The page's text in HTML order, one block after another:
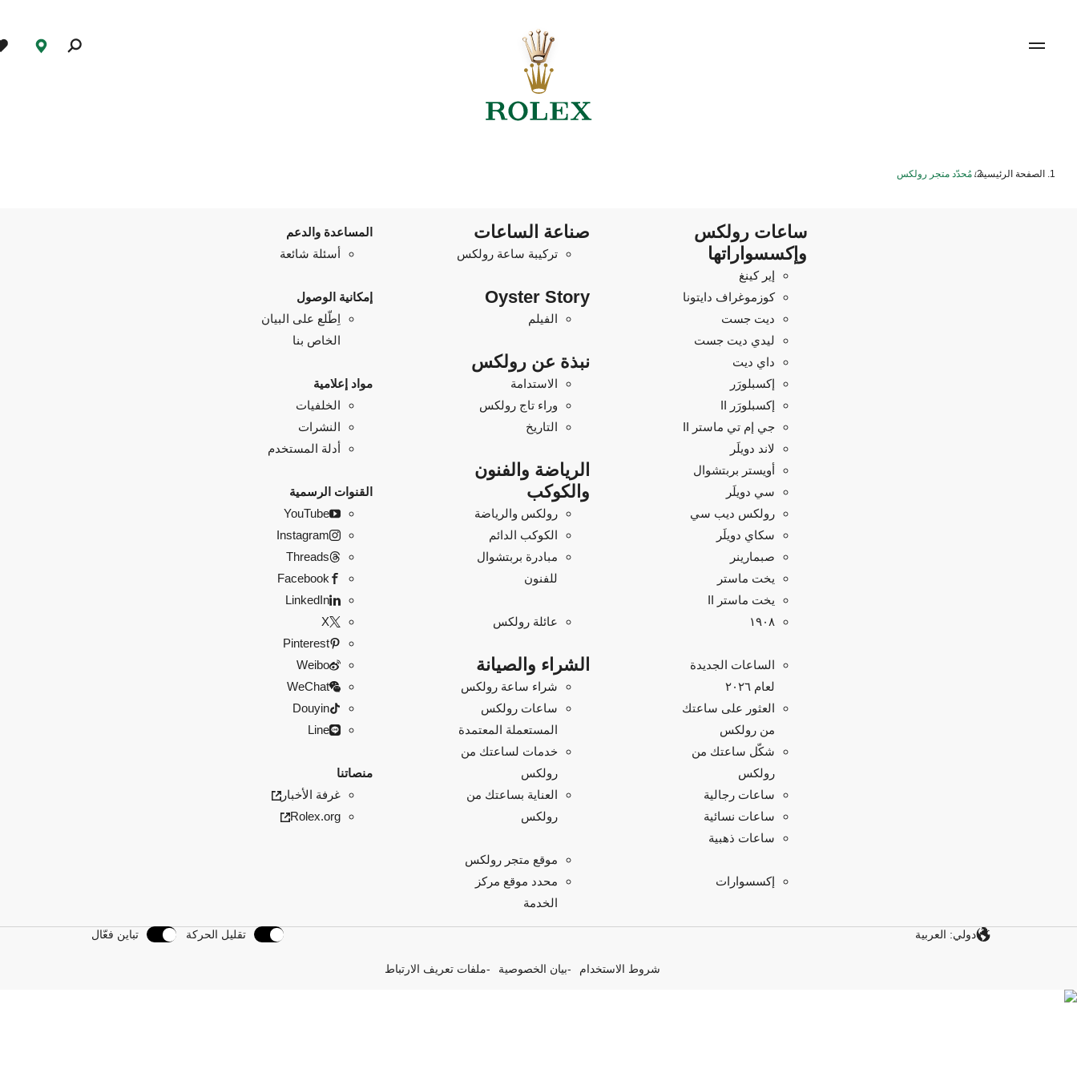
الصفحة الرئيسية/ مُحدّد متجر رولكس
ساعات رولكس
وإكسسواراتها
إير كينغ
كوزموغراف دايتونا
ديت جست
ليدي ديت جست
داي ديت
إكسبلورَر
إكسبلورَر II
جي إم تي ماستر II
لاند دويلَر
أويستر بربتشوال
سي دويلَر
رولكس ديب سي
سكاي دويلَر
صبمارينر
يخت ماستر
يخت ماستر II
۱۹۰۸
الساعات الجديدة
لعام ٢٠٢٦
العثور على ساعتك
من رولكس
شكّل ساعتك من
رولكس
ساعات رجالية
ساعات نسائية
ساعات ذهبية
إكسسوارات
صناعة الساعات
تركيبة ساعة رولكس
Oyster Story
الفيلم
نبذة عن رولكس
الاستدامة
وراء تاج رولكس
التاريخ
الرياضة والفنون
والكوكب
رولكس والرياضة
الكوكب الدائم
مبادرة بربتشوال
للفنون
عائلة رولكس
الشراء والصيانة
شراء ساعة رولكس
ساعات رولكس
المستعملة المعتمدة
خدمات لساعتك من
رولكس
العناية بساعتك من
رولكس
موقع متجر رولكس
محدد موقع مركز
الخدمة
المساعدة والدعم
أسئلة شائعة
إمكانية الوصول
اِطّلع على البيان
الخاص بنا
مواد إعلامية
الخلفيات
النشرات
أدلة المستخدم
القنوات الرسمية
YouTube
Instagram
Threads
Facebook
LinkedIn
X
Pinterest
Weibo
WeChat
Douyin
Line
منصاتنا
غرفة الأخبار
Rolex.org
دولي: العربية تقليل الحركة تباين فعّال
شروط الاستخدام بيان الخصوصية ملفات تعريف الارتباط